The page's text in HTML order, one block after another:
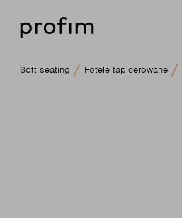
Soft seating Fotele tapicerowane